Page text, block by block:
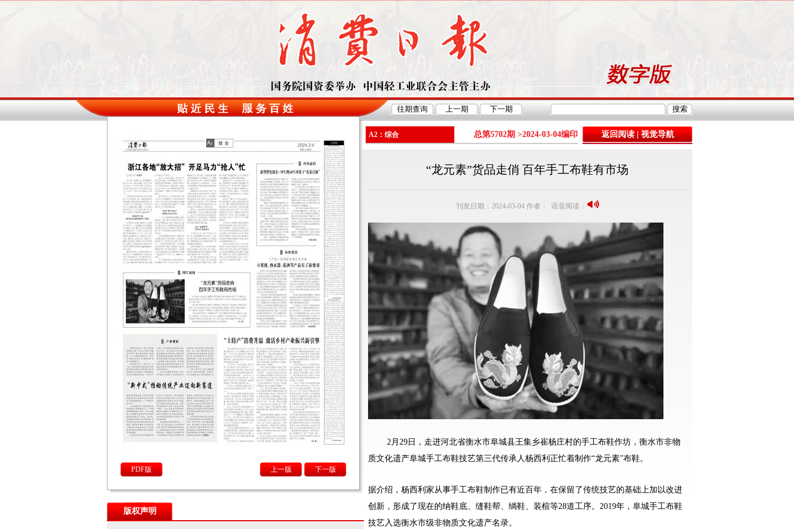
PDF版 下一版
上一版
版权声明
A2：综合 总第5702期 >2024-03-04编印 返回阅读|视觉导航
“龙元素”货品走俏 百年手工布鞋有市场
刊发日期：2024-03-04 作者： 语音阅读：
2月29日，走进河北省衡水市阜城县王集乡崔杨庄村的手工布鞋作坊，衡水市非物
质文化遗产阜城手工布鞋技艺第三代传承人杨西利正忙着制作“龙元素”布鞋。
据介绍，杨西利家从事手工布鞋制作已有近百年，在保留了传统技艺的基础上加以改进
创新，形成了现在的纳鞋底、缝鞋帮、绱鞋、装楦等28道工序。2019年，阜城手工布鞋
技艺入选衡水市级非物质文化遗产名录。